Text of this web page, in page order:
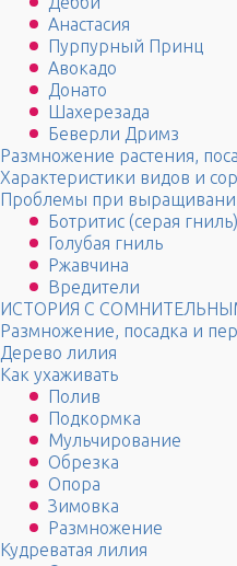
Анастасия
Пурпурный Принц
Авокадо
Донато
Шахерезада
Беверли Дримз
Размножение растения,
Характеристики видов и
Проблемы при
Ботритис (серая гниль)
Голубая гниль
Ржавчина
Вредители
ИСТОРИЯ С
Размножение, посадка и
Дерево лилия
Как ухаживать
Полив
Подкормка
Мульчирование
Обрезка
Опора
Зимовка
Размножение
Кудреватая лилия